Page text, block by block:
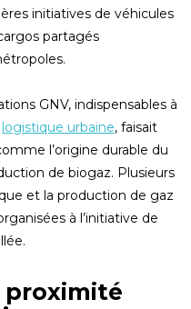
initiatives de véhicules
partagés
GNV, indispensables à
logistique urbaine, faisait
l’origine durable du
de biogaz. Plusieurs
et la production de gaz
à l’initiative de
proximité